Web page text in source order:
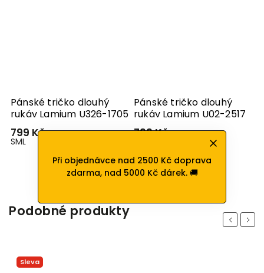
Při objednávce nad 2500 Kč doprava
zdarma, nad 5000 Kč dárek. 🚚
Pánské tričko dlouhý
rukáv Lamium U326-1705
799 Kč
SML
Pánské tričko dlouhý
rukáv Lamium U02-2517
799 Kč
Podobné produkty Previous
Sleva
Next